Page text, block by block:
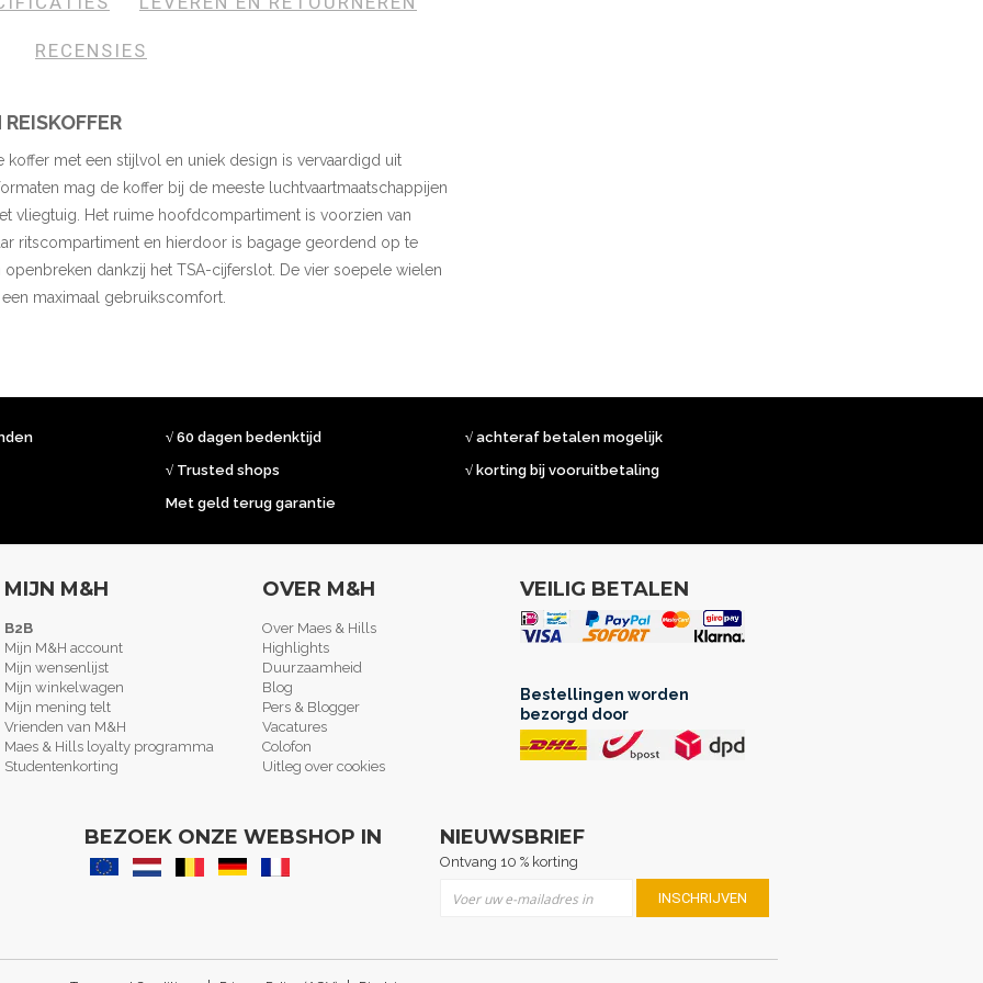
koffer met een stijlvol en uniek design is vervaardigd uit
mag de koffer bij de meeste luchtvaartmaatschappijen
vliegtuig. Het ruime hoofdcompartiment is voorzien van
ritscompartiment en hierdoor is bagage geordend op te
dankzij het TSA-cijferslot. De vier soepele wielen
maximaal gebruikscomfort.
RECENSIES
√ 60 dagen bedenktijd
√ Trusted shops
Met geld terug garantie
√ achteraf betalen mogelijk
√ korting bij vooruitbetaling
MIJN M&H
B2B
Mijn M&H account
Mijn wensenlijst
Mijn winkelwagen
Mijn mening telt
Vrienden van M&H
Maes & Hills loyalty programma
Studentenkorting
OVER M&H
Over Maes & Hills
Highlights
Duurzaamheid
Blog
Pers & Blogger
Vacatures
Colofon
Uitleg over cookies
VEILIG BETALEN
Bestellingen worden
bezorgd door
BEZOEK ONZE WEBSHOP IN NIEUWSBRIEF
Ontvang 10 % korting
INSCHRIJVEN